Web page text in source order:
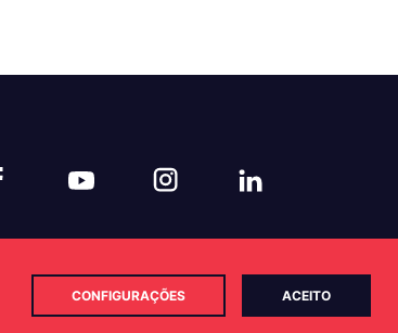
CONFIGURAÇÕES ACEITO